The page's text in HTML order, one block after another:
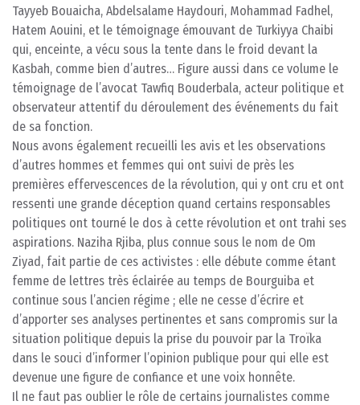
Tayyeb Bouaicha, Abdelsalame Haydouri, Mohammad Fadhel,
Hatem Aouini, et le témoignage émouvant de Turkiyya Chaibi
qui, enceinte, a vécu sous la tente dans le froid devant la
Kasbah, comme bien d’autres… Figure aussi dans ce volume le
témoignage de l’avocat Tawfiq Bouderbala, acteur politique et
observateur attentif du déroulement des événements du fait
de sa fonction.
Nous avons également recueilli les avis et les observations
d’autres hommes et femmes qui ont suivi de près les
premières effervescences de la révolution, qui y ont cru et ont
ressenti une grande déception quand certains responsables
politiques ont tourné le dos à cette révolution et ont trahi ses
aspirations. Naziha Rjiba, plus connue sous le nom de Om
Ziyad, fait partie de ces activistes : elle débute comme étant
femme de lettres très éclairée au temps de Bourguiba et
continue sous l’ancien régime ; elle ne cesse d’écrire et
d’apporter ses analyses pertinentes et sans compromis sur la
situation politique depuis la prise du pouvoir par la Troïka
dans le souci d’informer l’opinion publique pour qui elle est
devenue une figure de confiance et une voix honnête.
Il ne faut pas oublier le rôle de certains journalistes comme